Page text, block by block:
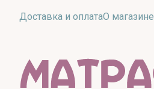
Доставка и оплатаО магазине